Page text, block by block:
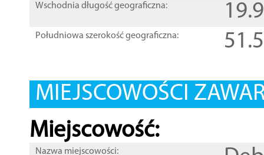
Wschodnia długość geograficzna:
Południowa szerokość geograficzna:
MIEJSCOWOŚCI
Miejscowość:
Nazwa miejscowości: